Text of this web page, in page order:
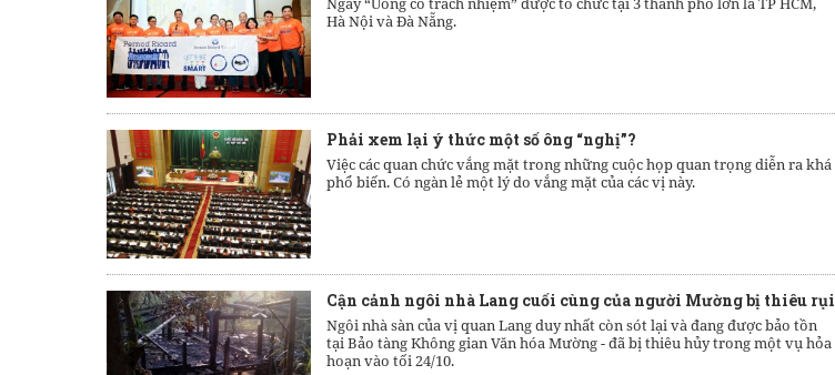
Hà Nội và Đà Nẵng.
Phải xem lại ý thức một số ông “nghị”?
Việc các quan chức vắng mặt trong những cuộc họp quan trọng diễn ra khá
phổ biến. Có ngàn lẻ một lý do vắng mặt của các vị này.
Cận cảnh ngôi nhà Lang cuối cùng của người Mường bị thiêu rụi
Ngôi nhà sàn của vị quan Lang duy nhất còn sót lại và đang được bảo tồn
tại Bảo tàng Không gian Văn hóa Mường - đã bị thiêu hủy trong một vụ hỏa
hoạn vào tối 24/10.